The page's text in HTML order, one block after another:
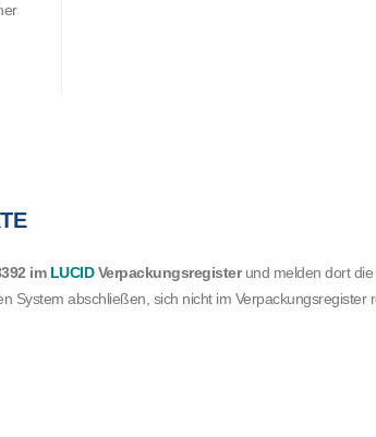
im LUCIDVerpackungsregisterund melden dort die
System abschließen, sich nicht im